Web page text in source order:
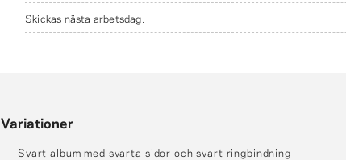
Skickas nästa arbetsdag.
Variationer
Svart album med svarta sidor och svart ringbindning